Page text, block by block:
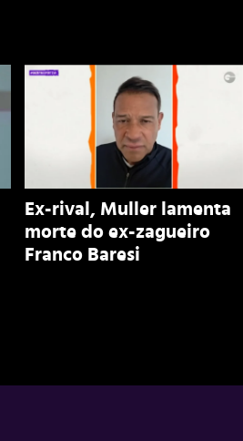
Ex-rival, Muller lamenta
morte do ex-zagueiro
Franco Baresi